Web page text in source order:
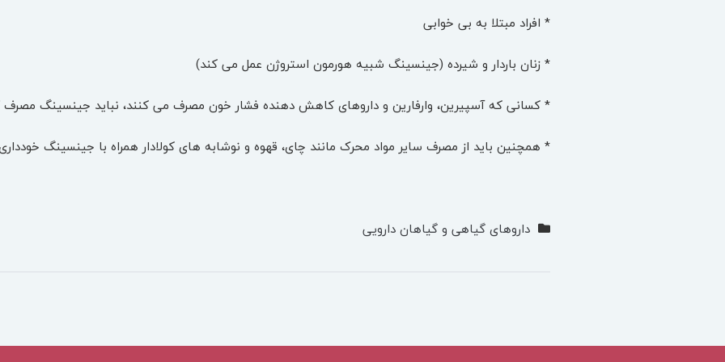
* افراد مبتلا به بی خوابی
* زنان باردار و شیرده (جینسینگ شبیه هورمون استروژن عمل می کند)
* کسانی که آسپیرین، وارفارین و داروهای کاهش دهنده فشار خون مصرف می کنند، نباید جینسینگ مصرف
* همچنین باید از مصرف سایر مواد محرک مانند چای، قهوه و نوشابه های کولادار همراه با جینسینگ
داروهای گیاهی و گیاهان دارویی